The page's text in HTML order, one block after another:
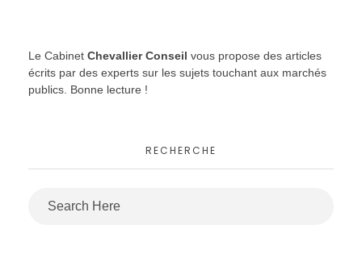
Le Cabinet Chevallier Conseil vous propose des articles
écrits par des experts sur les sujets touchant aux marchés
publics. Bonne lecture !
RECHERCHE